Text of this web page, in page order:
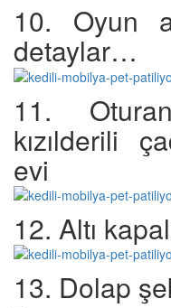
10. Oyun
detaylar…
11.
kızılderili
evi
12. Altı
13. Dolap